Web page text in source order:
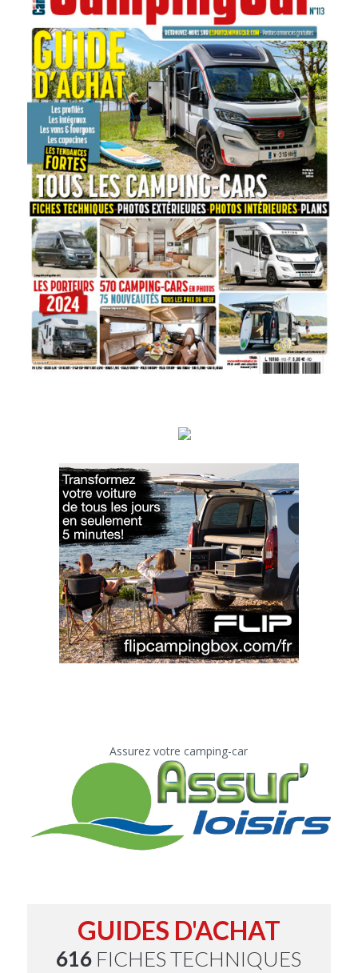
Assurez votre camping-car
GUIDES D'ACHAT
616 FICHES TECHNIQUES